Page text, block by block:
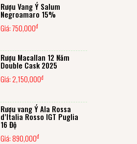
Rượu Vang Ý Salum
Negroamaro 15%
Giá:750,000đ
Rượu Macallan 12 Năm
Double Cask 2025
Giá: 2,150,000đ
Rượu vang Ý Ala Rossa
d’Italia Rosso IGT Puglia
16 Độ
Giá:890,000đ